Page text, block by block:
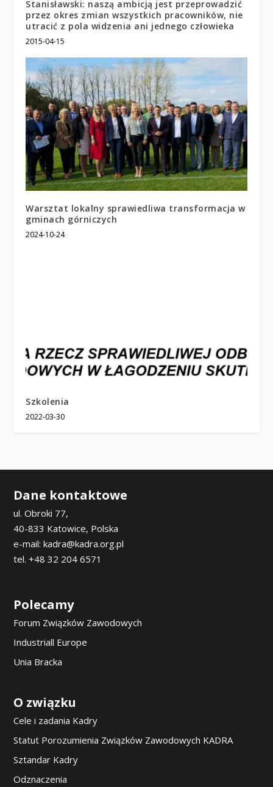
Stanisławski: naszą ambicją jest przeprowadzić
przez okres zmian wszystkich pracowników, nie
utracić z pola widzenia ani jednego człowieka
2015-04-15
Warsztat lokalny sprawiedliwa transformacja w
gminach górniczych
2024-10-24
Szkolenia
2022-03-30
Dane kontaktowe
ul. Obroki 77,
40-833 Katowice, Polska
e-mail: kadra@kadra.org.pl
tel. +48 32 204 6571
Polecamy
Forum Związków Zawodowych
Industriall Europe
Unia Bracka
O związku
Cele i zadania Kadry
Statut Porozumienia Związków Zawodowych KADRA
Sztandar Kadry
Odznaczenia